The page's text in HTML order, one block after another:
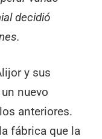
decidió
y sus
nuevo
anteriores.
fábrica que la